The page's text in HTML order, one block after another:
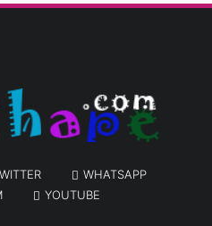
WHATSAPP
YOUTUBE